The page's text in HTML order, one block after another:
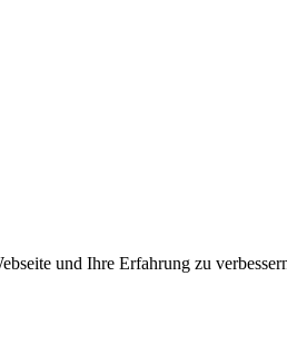
und Ihre Erfahrung zu